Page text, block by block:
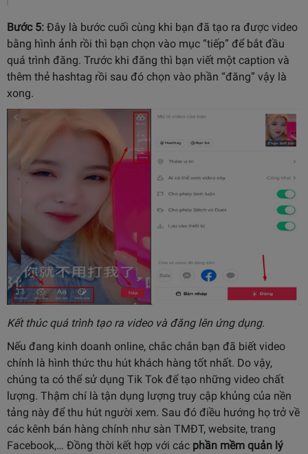
Bước 5: Đây là bước cuối cùng khi bạn đã tạo ra được video
bằng hình ảnh rồi thì bạn chọn vào mục “tiếp” để bắt đầu
quá trình đăng. Trước khi đăng thì bạn viết một caption và
thêm thẻ hashtag rồi sau đó chọn vào phần “đăng” vậy là
xong.
Kết thúc quá trình tạo ra video và đăng lên ứng dụng.
Nếu đang kinh doanh online, chắc chắn bạn đã biết video
chính là hình thức thu hút khách hàng tốt nhất. Do vậy,
chúng ta có thể sử dụng Tik Tok để tạo những video chất
lượng. Thậm chí là tận dụng lượng truy cập khủng của nền
tảng này để thu hút người xem. Sau đó điều hướng họ trở về
các kênh bán hàng chính như sàn TMĐT, website, trang
Facebook,… Đồng thời kết hợp với các phần mềm quản lý